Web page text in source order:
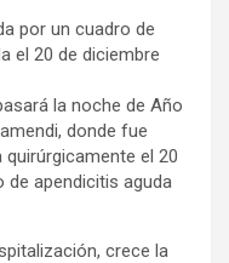
por un cuadro de
el 20 de diciembre
la noche de Año
donde fue
quirúrgicamente el 20
de apendicitis aguda
crece la